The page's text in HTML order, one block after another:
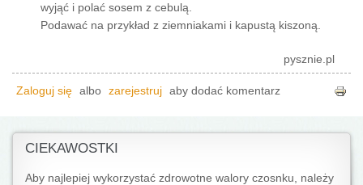
wyjąć i polać sosem z cebulą.
Podawać na przykład z ziemniakami i kapustą kiszoną.
pysznie.pl
Zaloguj się albo zarejestruj aby dodać komentarz
CIEKAWOSTKI
Aby najlepiej wykorzystać zdrowotne walory czosnku, należy